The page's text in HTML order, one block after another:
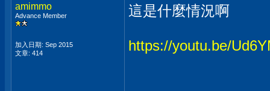
amimmo
Advance Member
加入日期: Sep 2015
文章: 414
這是什麼情況啊
https://youtu.be/